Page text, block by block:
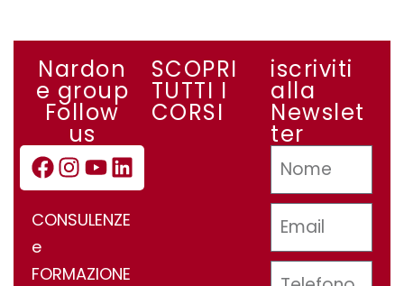
Nardon
e group
Follow
us
CONSULENZE
e
FORMAZIONE
SCOPRI
TUTTI I
CORSI
iscriviti
alla
Newslet
ter